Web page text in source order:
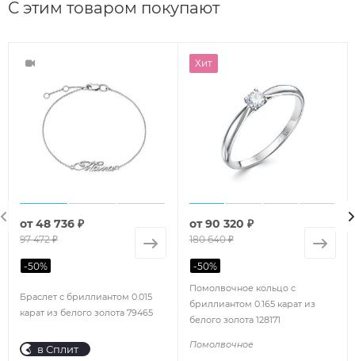
С этим товаром покупают
Браслет с бриллиантом 0.015
карат из белого золота 79465
от48 736 ₽
97 472 ₽
-50%
в Сплит
Хит
Помолвочное кольцо с
бриллиантом 0.165 карат из
белого золота 128171
Помолвочное
от90 320 ₽
180 640 ₽
-50%